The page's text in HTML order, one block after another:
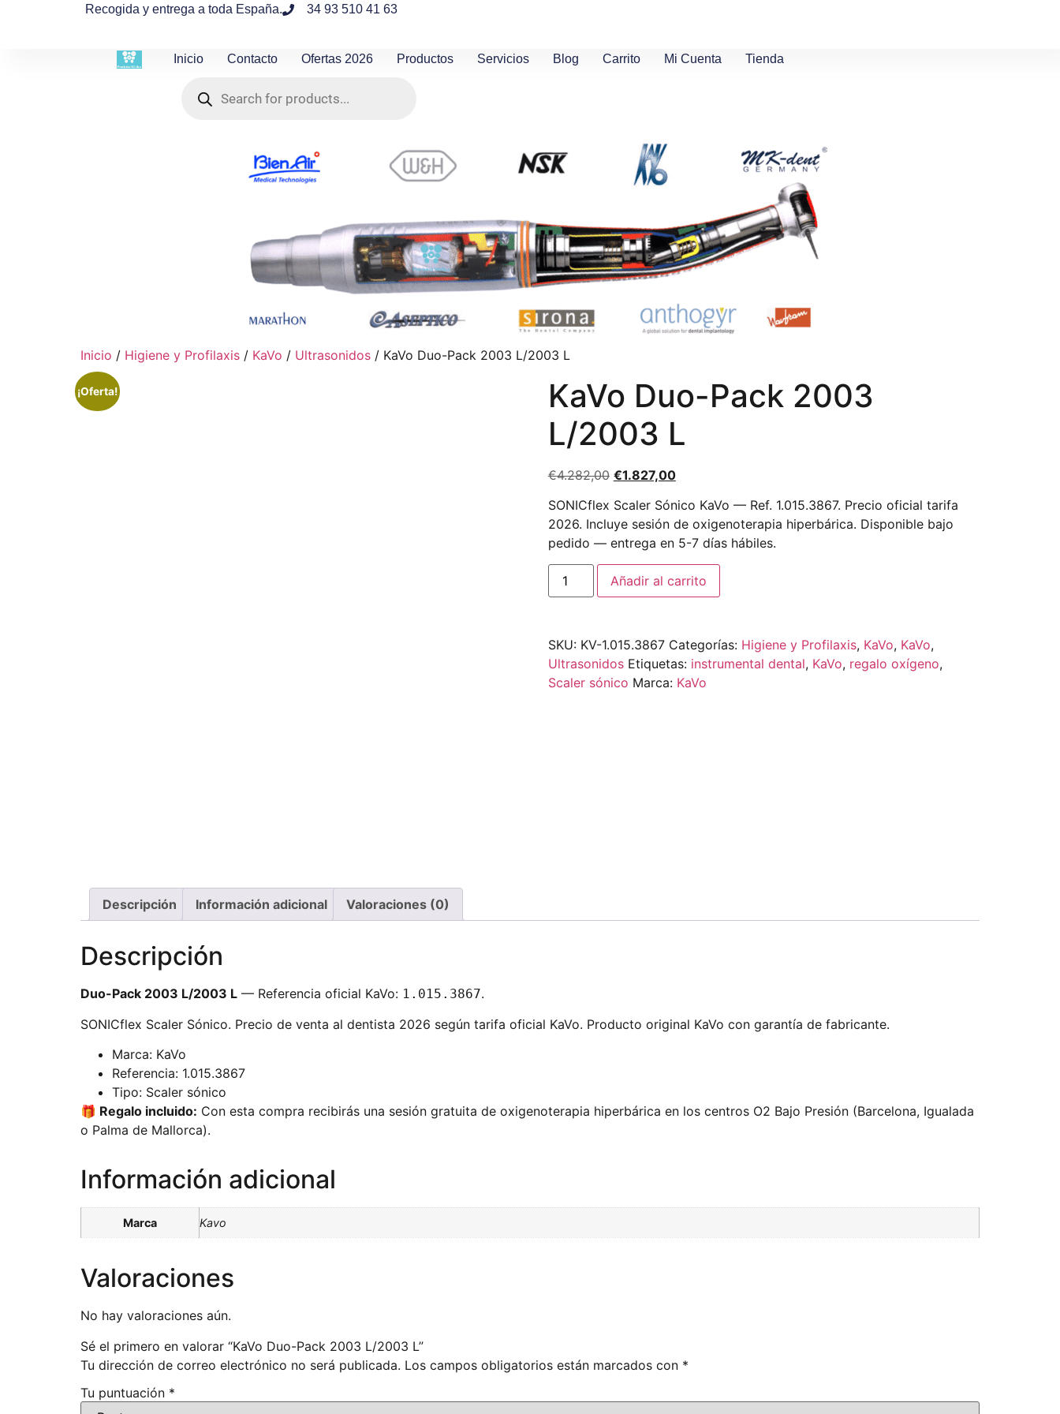
Recogida y entrega a toda España. 34 93 510 41 63
Inicio Contacto Ofertas 2026 Productos Servicios Blog Carrito Mi Cuenta Tienda
Inicio / Higiene y Profilaxis / KaVo / Ultrasonidos / KaVo Duo-Pack 2003 L/2003 L
¡Oferta!
KaVo Duo-Pack 2003
L/2003 L
€4.282,00 €1.827,00
SONICflex Scaler Sónico KaVo — Ref. 1.015.3867. Precio oficial tarifa
2026. Incluye sesión de oxigenoterapia hiperbárica. Disponible bajo
pedido — entrega en 5-7 días hábiles.
Añadir al carrito
SKU: KV-1.015.3867 Categorías: Higiene y Profilaxis, KaVo, KaVo,
Ultrasonidos Etiquetas: instrumental dental, KaVo, regalo oxígeno,
Scaler sónico Marca: KaVo
Descripción Información adicional Valoraciones (0)
Descripción
Duo-Pack 2003 L/2003 L — Referencia oficial KaVo: 1.015.3867.
SONICflex Scaler Sónico. Precio de venta al dentista 2026 según tarifa oficial KaVo. Producto original KaVo con garantía de fabricante.
Marca: KaVo
Referencia: 1.015.3867
Tipo: Scaler sónico
🎁 Regalo incluido: Con esta compra recibirás una sesión gratuita de oxigenoterapia hiperbárica en los centros O2 Bajo Presión (Barcelona, Igualada
o Palma de Mallorca).
Información adicional
Marca Kavo
Valoraciones
No hay valoraciones aún.
Sé el primero en valorar “KaVo Duo-Pack 2003 L/2003 L”
Tu dirección de correo electrónico no será publicada. Los campos obligatorios están marcados con *
Tu puntuación *